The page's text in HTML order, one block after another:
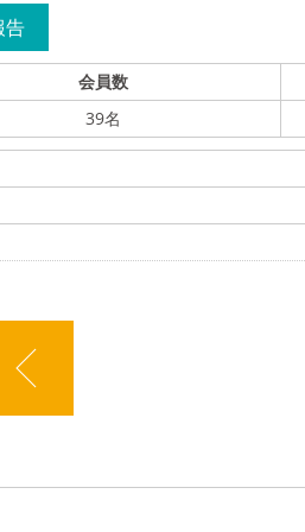
告
会員数
39名